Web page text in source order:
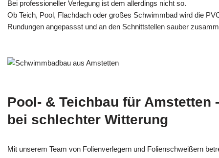
Bei professioneller Verlegung ist dem allerdings nicht so.
Ob Teich, Pool, Flachdach oder großes Schwimmbad wird die
Rundungen angepassst und an den Schnittstellen sauber
Pool- & Teichbau für Amstetten
bei schlechter Witterung
Mit unserem Team von Folienverlegern und Folien­schweißern